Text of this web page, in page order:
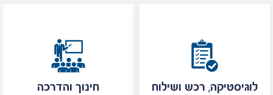
חינוך והדרכה לוגיסטיקה, רכש ושילוח